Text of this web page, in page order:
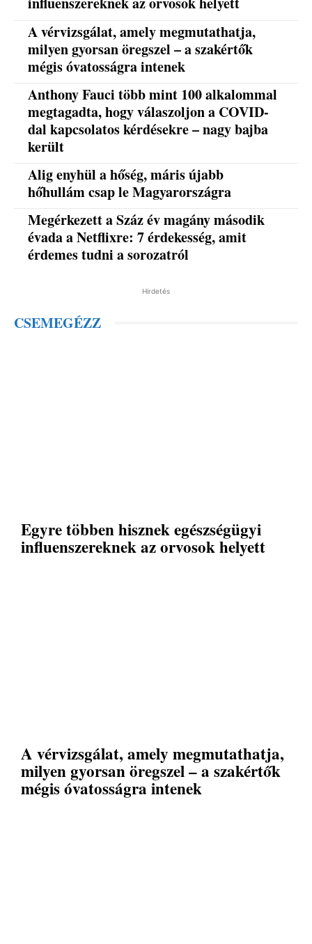
A vérvizsgálat, amely megmutathatja,
milyen gyorsan öregszel – a szakértők
mégis óvatosságra intenek
Anthony Fauci több mint 100 alkalommal
megtagadta, hogy válaszoljon a COVID-
dal kapcsolatos kérdésekre – nagy bajba
került
Alig enyhül a hőség, máris újabb
hőhullám csap le Magyarországra
Megérkezett a Száz év magány második
évada a Netflixre: 7 érdekesség, amit
érdemes tudni a sorozatról
Hirdetés
CSEMEGÉZZ
Egyre többen hisznek egészségügyi
influenszereknek az orvosok helyett
A vérvizsgálat, amely megmutathatja,
milyen gyorsan öregszel – a szakértők
mégis óvatosságra intenek